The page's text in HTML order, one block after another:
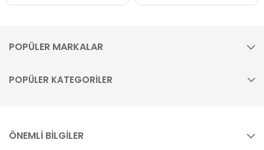
POPÜLER MARKALAR
POPÜLER KATEGORİLER
ÖNEMLİ BİLGİLER